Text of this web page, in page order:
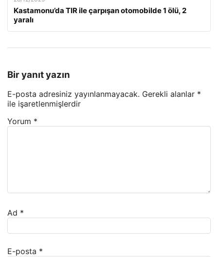
Kastamonu’da TIR ile çarpışan otomobilde 1 ölü, 2
yaralı
Bir yanıt yazın
E-posta adresiniz yayınlanmayacak. Gerekli alanlar *
ile işaretlenmişlerdir
Yorum *
Ad *
E-posta *